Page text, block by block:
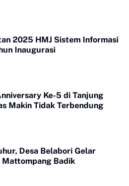
2025 HMJ Sistem Informasi
Inaugurasi
Ke-5 di Tanjung
Makin Tidak Terbendung
Desa Belabori Gelar
Mattompang Badik